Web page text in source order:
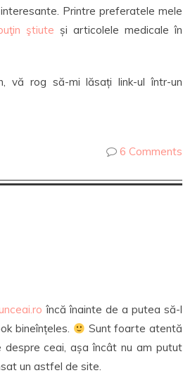
Printre preferatele mele
ştiute și articolele medicale în
vă rog să-mi lăsați link-ul într-un
6 Comments
încă înainte de a putea să-l
bineînțeles.
Sunt foarte atentă
ceai, așa încât nu am putut
un astfel de site.